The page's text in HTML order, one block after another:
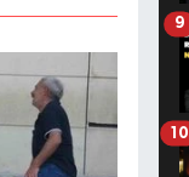
9
10